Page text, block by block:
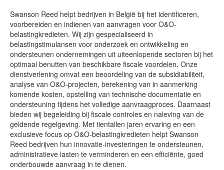
Swanson Reed helpt bedrijven in België bij het identificeren,
voorbereiden en indienen van aanvragen voor O&O-
belastingkredieten. Wij zijn gespecialiseerd in
belastingstimulansen voor onderzoek en ontwikkeling en
ondersteunen ondernemingen uit uiteenlopende sectoren bij het
optimaal benutten van beschikbare fiscale voordelen. Onze
dienstverlening omvat een beoordeling van de subsidiabiliteit,
analyse van O&O-projecten, berekening van in aanmerking
komende kosten, opstelling van technische documentatie en
ondersteuning tijdens het volledige aanvraagproces. Daarnaast
bieden wij begeleiding bij fiscale controles en naleving van de
geldende regelgeving. Met tientallen jaren ervaring en een
exclusieve focus op O&O-belastingkredieten helpt Swanson
Reed bedrijven hun innovatie-investeringen te ondersteunen,
administratieve lasten te verminderen en een efficiënte, goed
onderbouwde aanvraag in te dienen.